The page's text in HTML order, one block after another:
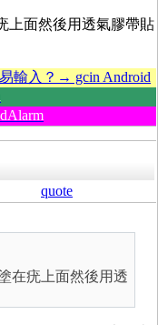
上面然後用透氣膠帶貼
輸入？→ gcin Android
quote
在疣上面然後用透